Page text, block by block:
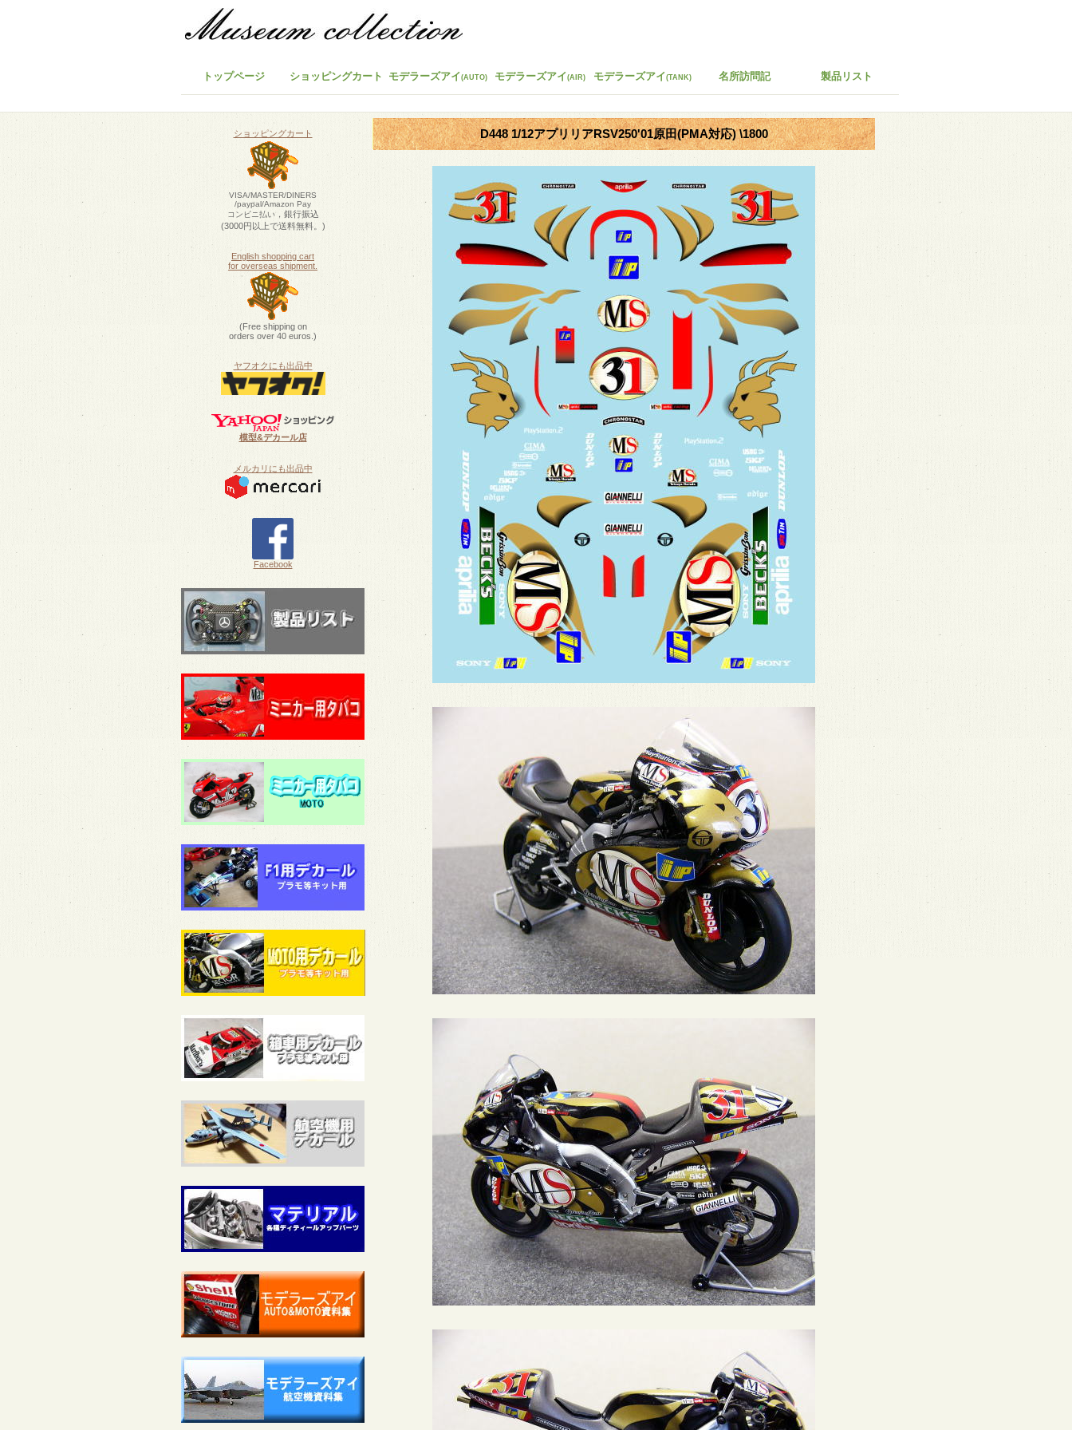
D448 1/12アプリリアRSV250'01原田(PMA対応) \1800
トップページ ショッピングカート モデラーズアイ(AUTO) モデラーズアイ(AIR) モデラーズアイ(TANK) 名所訪問記 製品リスト
ショッピングカート
VISA/MASTER/DINERS
/paypal/Amazon Pay
コンビニ払い，銀行振込
(3000円以上で送料無料。)
English shopping cart
for overseas shipment.
(Free shipping on
orders over 40 euros.)
ヤフオクにも出品中
模型&デカール店
メルカリにも出品中
Facebook